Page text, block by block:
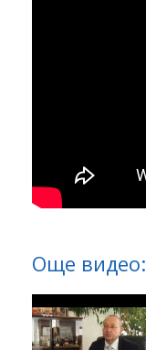
Още видео: